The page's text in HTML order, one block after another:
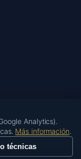
PrivacidadCookiesContacto
Analytics).
Más información.
técnicas